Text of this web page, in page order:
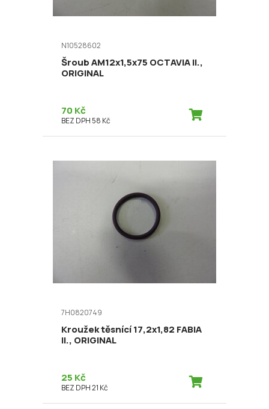
N10528602
Šroub AM12x1,5x75 OCTAVIA II.,
ORIGINAL
70 Kč
BEZ DPH 58 Kč
7H0820749
Kroužek těsnící 17,2x1,82 FABIA
II., ORIGINAL
25 Kč
BEZ DPH 21 Kč